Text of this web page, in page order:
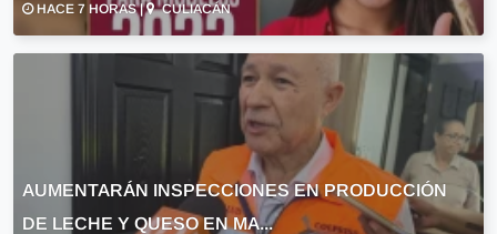
HACE 7 HORAS | CULIACÁN
AUMENTARÁN INSPECCIONES EN PRODUCCIÓN
DE LECHE Y QUESO EN MA...